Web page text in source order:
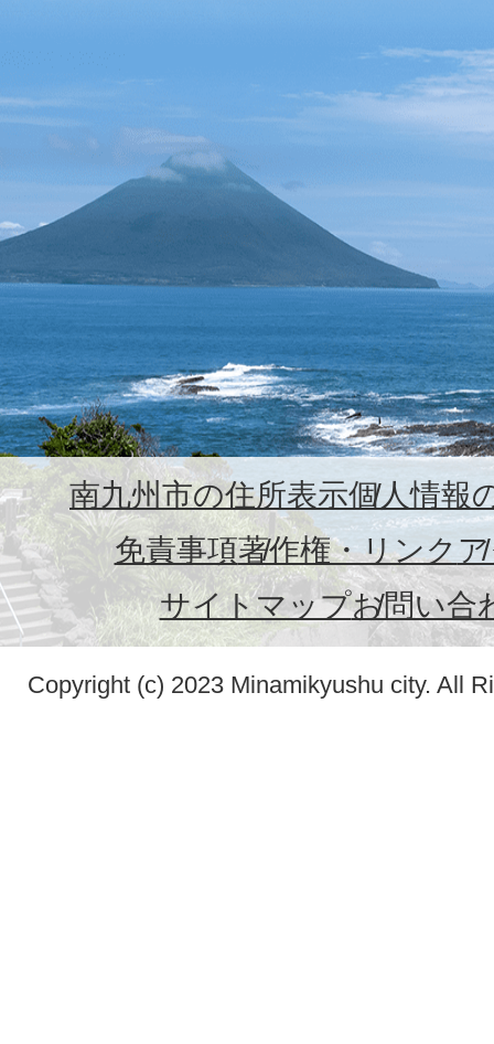
南九州市の住所表示個人情報
免責事項著作権・リンク
サイトマップお問い合
Copyright (c) 2023 Minamikyushu city. All